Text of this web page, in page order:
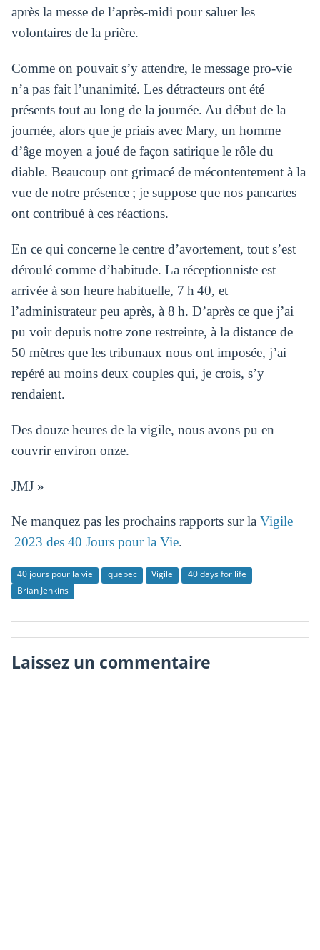
après la messe de l’après-midi pour saluer les
volontaires de la prière.
Comme on pouvait s’y attendre, le message pro-vie
n’a pas fait l’unanimité. Les détracteurs ont été
présents tout au long de la journée. Au début de la
journée, alors que je priais avec Mary, un homme
d’âge moyen a joué de façon satirique le rôle du
diable. Beaucoup ont grimacé de mécontentement à la
vue de notre présence ; je suppose que nos pancartes
ont contribué à ces réactions.
En ce qui concerne le centre d’avortement, tout s’est
déroulé comme d’habitude. La réceptionniste est
arrivée à son heure habituelle, 7 h 40, et
l’administrateur peu après, à 8 h. D’après ce que j’ai
pu voir depuis notre zone restreinte, à la distance de
50 mètres que les tribunaux nous ont imposée, j’ai
repéré au moins deux couples qui, je crois, s’y
rendaient.
Des douze heures de la vigile, nous avons pu en
couvrir environ onze.
JMJ »
Ne manquez pas les prochains rapports sur la Vigile
2023 des 40 Jours pour la Vie.
40 jours pour la vie quebec Vigile
40 days for life
Brian Jenkins
Laissez un commentaire